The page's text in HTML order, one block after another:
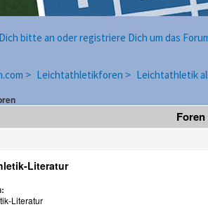
bitte an oder registriere Dich um das
> Leichtathletikforen > Leichtathletik
Literatur
Literatur